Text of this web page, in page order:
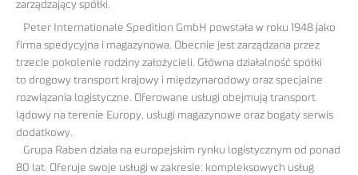
zarządzający spółki.
Peter Internationale Spedition GmbH powstała w roku 1948 jako
firma spedycyjna i magazynowa. Obecnie jest zarządzana przez
trzecie pokolenie rodziny założycieli. Główna działalność spółki
to drogowy transport krajowy i międzynarodowy oraz specjalne
rozwiązania logistyczne. Oferowane usługi obejmują transport
lądowy na terenie Europy, usługi magazynowe oraz bogaty serwis
dodatkowy.
Grupa Raben działa na europejskim rynku logistycznym od ponad
80 lat. Oferuje swoje usługi w zakresie: kompleksowych usług